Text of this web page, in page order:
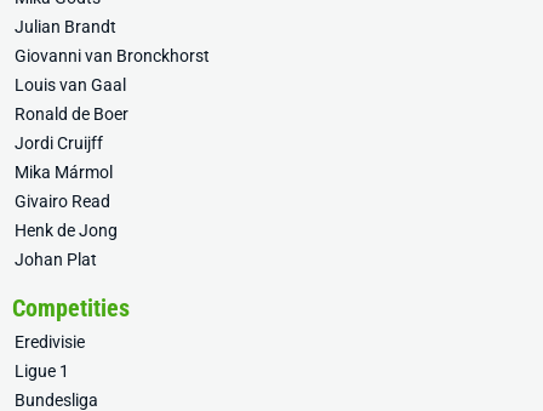
Julian Brandt
Giovanni van Bronckhorst
Louis van Gaal
Ronald de Boer
Jordi Cruijff
Mika Mármol
Givairo Read
Henk de Jong
Johan Plat
Competities
Eredivisie
Ligue 1
Bundesliga